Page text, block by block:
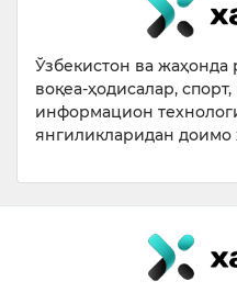
Ўзбекистон ва жаҳонда
воқеа-ҳодисалар,
информацион
янгиликларидан доимо